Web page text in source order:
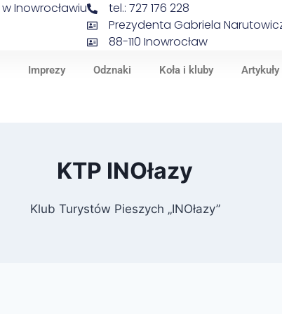
Inowrocławiu
tel.: 727 176 228
Prezydenta Gabriela
88-110 Inowrocław
Imprezy Odznaki Koła i kluby Artykuły
KTP INOłazy
Klub Turystów Pieszych „INOłazy”